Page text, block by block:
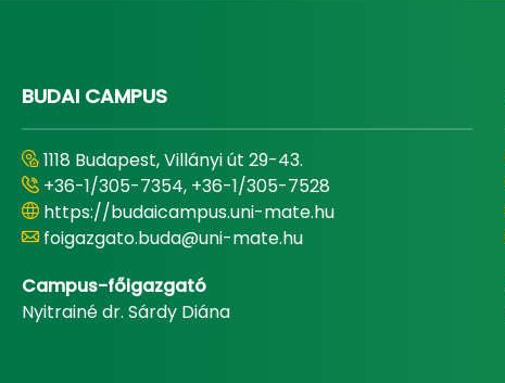
BUDAI CAMPUS
1118 Budapest, Villányi út 29-43.
+36-1/305-7354, +36-1/305-7528
https://budaicampus.uni-mate.hu
foigazgato.buda@uni-mate.hu
Campus-főigazgató
Nyitrainé dr. Sárdy Diána